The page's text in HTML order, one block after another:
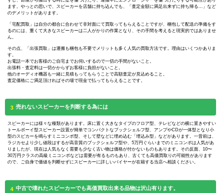
ます。やっとの思いで、スピーカーを店舗に持ち込んでも、「査定金額に満足出来ずに持ち帰る…」など
のデメリットがあります。
「宅配買取」は自分の都合に合わせて非対面にて買取ってもらえることですが、梱包して配送の準備をす
るのには、重くて大きなスピーカーは二人がかりの作業となり、その手間を考えると現実的ではありませ
ん。
その点、「出張買取」は運搬も梱包も不要でメリットも多く人気の買取方法です。理由はいくつかありま
す。
お電話一本でお客様のご自宅までお伺いするので一切の手間がないこと。
出張料・査定料は一切かからずお客様に負担がないこと。
他のオーディオ機器も一緒に見積もってもらうことで高額査定が見込めること。
査定価格にご満足頂ければその場で現金で払ってもらえることです。
3 売れないスピーカーを判断する為には
スピーカーには様々な種類があります。床に置く大きなタイプのフロア型、テレビなどの横に置きやすい
トールボーイ型スピーカー設置が簡単でコンパクトなブックシェルフ型、アンプやCDが一体型となり小
型のスピカーを鳴らすミニコンポ型、そして壁などに埋め込む「埋込み型」などがあります。一昔前は、
ラジカセより少し値段はするが高音質のブックシェルフ型や、5万円ぐらいまでのミニコンポは人気があ
りましたが、現在は人気もなく需要も少なく古い物は価格が付かないものもあります。その反面、10〜
30万円クラスの高級ミニコンポなどは需要が有るものもあり、古くても高価買取りの可能性があります
ので、ご自身で価値を判断せずにスピーカーに詳しいバイヤーが在籍する当店へ相談ください。
4 中古で壊れたスピーカーでも高価買取出来る品物は沢山有ります。